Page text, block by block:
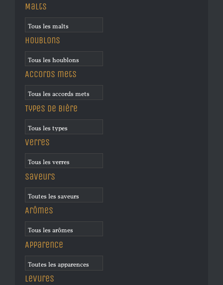
Malts
Houblons
Accords mets
Types de bière
Verres
Saveurs
Arômes
Apparence
Levures